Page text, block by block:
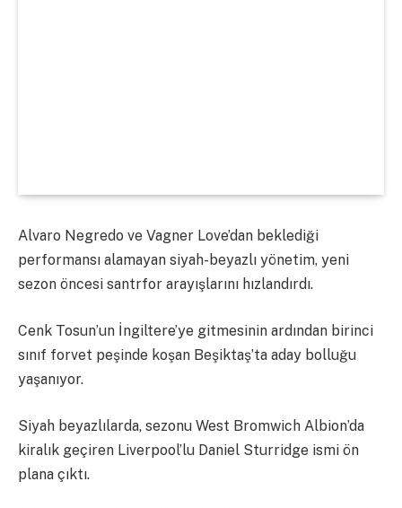
Alvaro Negredo ve Vagner Love’dan beklediği
performansı alamayan siyah-beyazlı yönetim, yeni
sezon öncesi santrfor arayışlarını hızlandırdı.
Cenk Tosun’un İngiltere’ye gitmesinin ardından birinci
sınıf forvet peşinde koşan Beşiktaş’ta aday bolluğu
yaşanıyor.
Siyah beyazlılarda, sezonu West Bromwich Albion’da
kiralık geçiren Liverpool’lu Daniel Sturridge ismi ön
plana çıktı.